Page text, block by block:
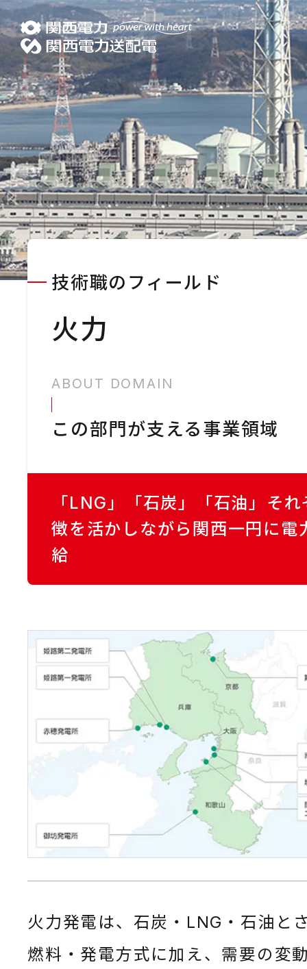
技術職のフィールド
火力
ABOUT DOMAIN
この部門が支える事業領域
「LNG」「石炭」「石油」そ
徴を活かしながら関西一円に電
給
火力発電は、石炭・LNG・石油と
燃料・発電方式に加え、需要の変